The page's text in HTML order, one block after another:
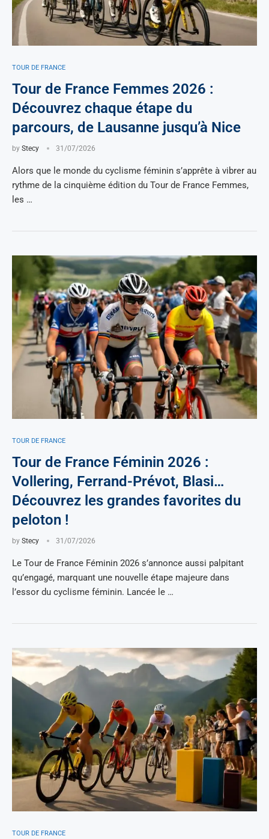
TOUR DE FRANCE
Tour de France Femmes 2026 :
Découvrez chaque étape du
parcours, de Lausanne jusqu’à Nice
by Stecy 31/07/2026
Alors que le monde du cyclisme féminin s’apprête à vibrer au
rythme de la cinquième édition du Tour de France Femmes,
les …
TOUR DE FRANCE
Tour de France Féminin 2026 :
Vollering, Ferrand-Prévot, Blasi…
Découvrez les grandes favorites du
peloton !
by Stecy 31/07/2026
Le Tour de France Féminin 2026 s’annonce aussi palpitant
qu’engagé, marquant une nouvelle étape majeure dans
l’essor du cyclisme féminin. Lancée le …
TOUR DE FRANCE